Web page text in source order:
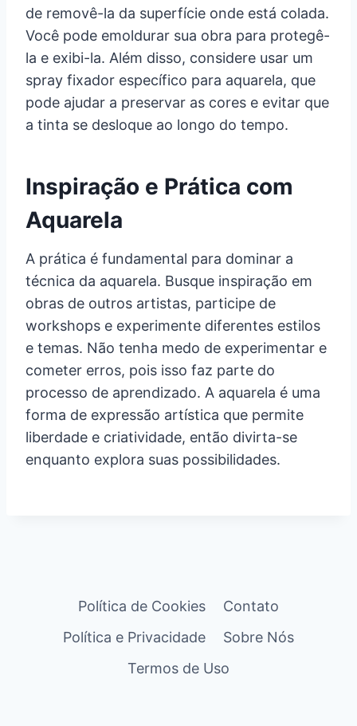
de removê-la da superfície onde está colada.
Você pode emoldurar sua obra para protegê-
la e exibi-la. Além disso, considere usar um
spray fixador específico para aquarela, que
pode ajudar a preservar as cores e evitar que
a tinta se desloque ao longo do tempo.
Inspiração e Prática com
Aquarela
A prática é fundamental para dominar a
técnica da aquarela. Busque inspiração em
obras de outros artistas, participe de
workshops e experimente diferentes estilos
e temas. Não tenha medo de experimentar e
cometer erros, pois isso faz parte do
processo de aprendizado. A aquarela é uma
forma de expressão artística que permite
liberdade e criatividade, então divirta-se
enquanto explora suas possibilidades.
Política de Cookies
Contato
Política e Privacidade
Sobre Nós
Termos de Uso